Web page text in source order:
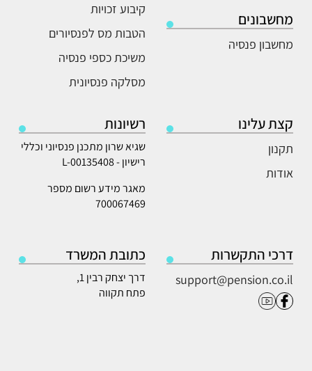
מחשבונים
מחשבון פנסיה
קיבוע זכויות
הטבות מס לפנסיורים
משיכת כספי פנסיה
מסלקה פנסיונית
קצת עלינו
תקנון
אודות
רשיונות
שגיא שרון מתכנן פנסיוני וכללי
רישיון - L-00135408
מאגר מידע רשום מספר
700067469
דרכי התקשרות
support@pension.co.il
כתובת המשרד
דרך יצחק רבין 1,
פתח תקווה